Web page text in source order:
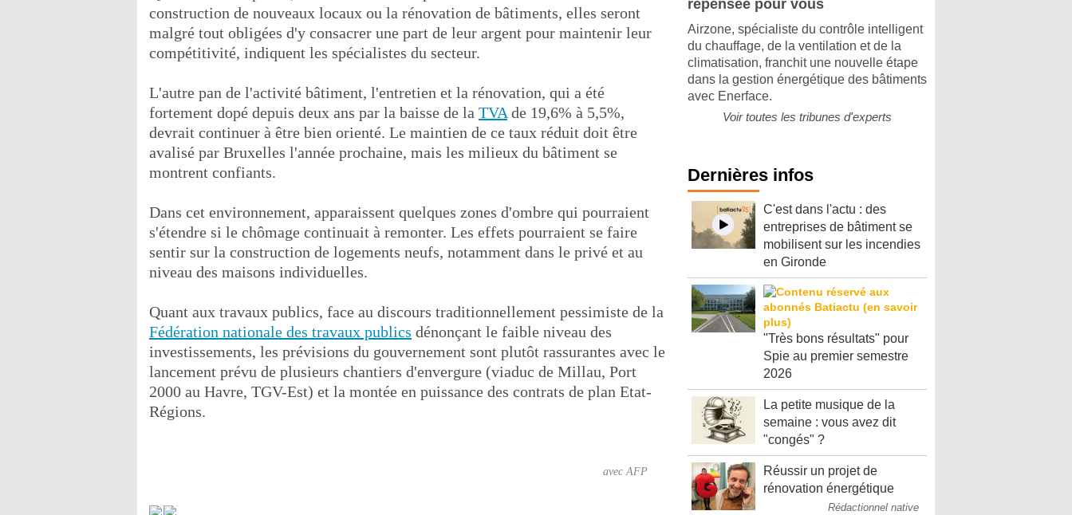
construction de nouveaux locaux ou la rénovation de bâtiments, elles seront
malgré tout obligées d'y consacrer une part de leur argent pour maintenir leur
compétitivité, indiquent les spécialistes du secteur.
L'autre pan de l'activité bâtiment, l'entretien et la rénovation, qui a été
fortement dopé depuis deux ans par la baisse de la TVA de 19,6% à 5,5%,
devrait continuer à être bien orienté. Le maintien de ce taux réduit doit être
avalisé par Bruxelles l'année prochaine, mais les milieux du bâtiment se
montrent confiants.
Dans cet environnement, apparaissent quelques zones d'ombre qui pourraient
s'étendre si le chômage continuait à remonter. Les effets pourraient se faire
sentir sur la construction de logements neufs, notamment dans le privé et au
niveau des maisons individuelles.
Quant aux travaux publics, face au discours traditionnellement pessimiste de la
Fédération nationale des travaux publics dénonçant le faible niveau des
investissements, les prévisions du gouvernement sont plutôt rassurantes avec le
lancement prévu de plusieurs chantiers d'envergure (viaduc de Millau, Port
2000 au Havre, TGV-Est) et la montée en puissance des contrats de plan Etat-
Régions.
avec AFP
repensée pour vous
Airzone, spécialiste du contrôle intelligent
du chauffage, de la ventilation et de la
climatisation, franchit une nouvelle étape
dans la gestion énergétique des bâtiments
avec Enerface.
Voir toutes les tribunes d'experts
Dernières infos
C'est dans l'actu : des
entreprises de bâtiment se
mobilisent sur les incendies
en Gironde
"Très bons résultats" pour
Spie au premier semestre
2026
La petite musique de la
semaine : vous avez dit
"congés" ?
Réussir un projet de
rénovation énergétique
Rédactionnel native